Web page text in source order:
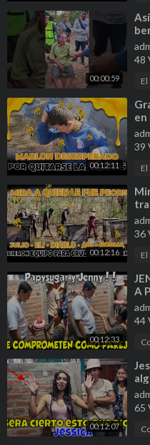
00:00:59
48
00:12:11
en
39
00:12:16
36
00:12:33
A
44
00:12:07
65